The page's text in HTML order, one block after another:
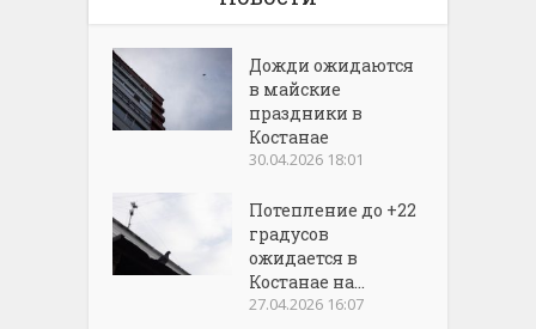
Дожди ожидаются
в майские
праздники в
Костанае
30.04.2026 18:01
Потепление до +22
градусов
ожидается в
Костанае на...
27.04.2026 16:07